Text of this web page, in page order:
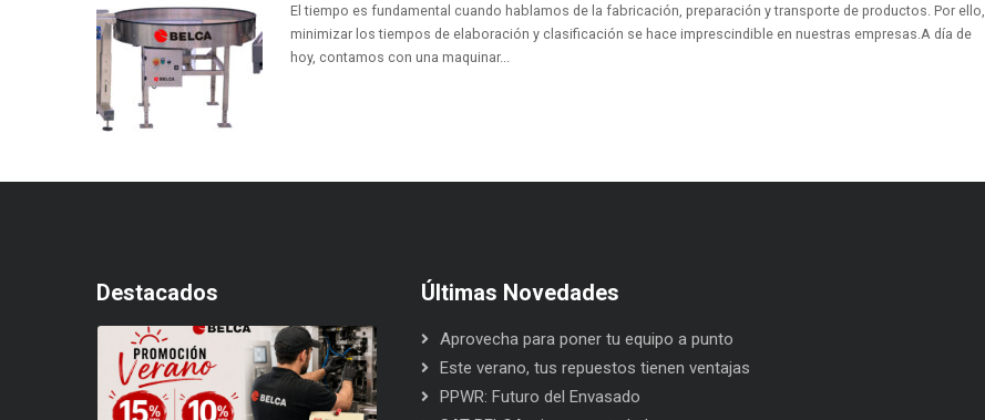
El tiempo es fundamental cuando hablamos de la fabricación, preparación y transporte de productos. Por ello,
minimizar los tiempos de elaboración y clasificación se hace imprescindible en nuestras empresas.A día de
hoy, contamos con una maquinar...
Destacados Últimas Novedades
Aprovecha para poner tu equipo a punto
Este verano, tus repuestos tienen ventajas
PPWR: Futuro del Envasado